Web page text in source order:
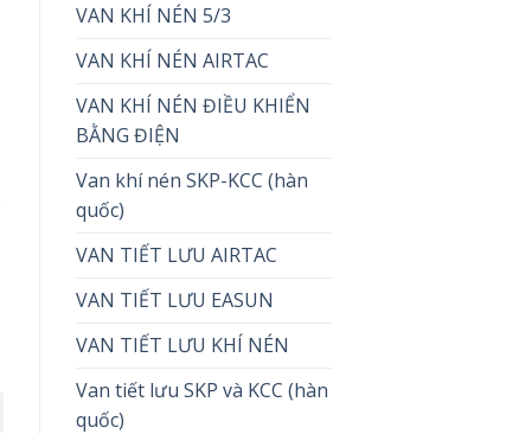
VAN KHÍ NÉN 5/3
VAN KHÍ NÉN AIRTAC
VAN KHÍ NÉN ĐIỀU KHIỂN
BẰNG ĐIỆN
Van khí nén SKP-KCC (hàn
quốc)
VAN TIẾT LƯU AIRTAC
VAN TIẾT LƯU EASUN
VAN TIẾT LƯU KHÍ NÉN
Van tiết lưu SKP và KCC (hàn
quốc)